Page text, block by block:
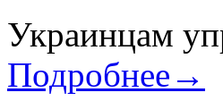
Украинцам
Подробнее→